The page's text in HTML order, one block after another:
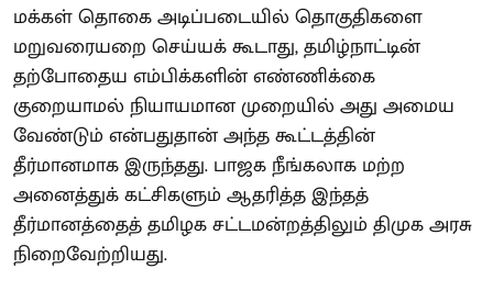
மக்கள் தொகை அடிப்படையில் தொகுதிகளை
மறுவரையறை செய்யக் கூடாது, தமிழ்நாட்டின்
தற்போதைய எம்பிக்களின் எண்ணிக்கை
குறையாமல் நியாயமான முறையில் அது அமைய
வேண்டும் என்பதுதான் அந்த கூட்டத்தின்
தீர்மானமாக இருந்தது. பாஜக நீங்கலாக மற்ற
அனைத்துக் கட்சிகளும் ஆதரித்த இந்தத்
தீர்மானத்தைத் தமிழக சட்டமன்றத்திலும் திமுக அரசு
நிறைவேற்றியது.